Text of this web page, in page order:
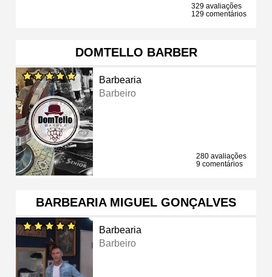
329 avaliações
129 comentários
DOMTELLO BARBER
Barbearia
Barbeiro
280 avaliações
9 comentários
BARBEARIA MIGUEL GONÇALVES
Barbearia
Barbeiro